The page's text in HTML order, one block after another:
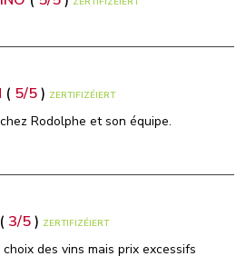
( 5/5) ZERTIFIZÉIERT
Rodolphe et son équipe.
3/5) ZERTIFIZÉIERT
des vins mais prix excessifs